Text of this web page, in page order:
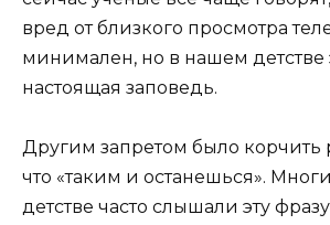
вред от близкого просмотра
минимален, но в нашем детстве
настоящая заповедь.
Другим запретом было корчить
что «таким и останешься».
детстве часто слышали эту